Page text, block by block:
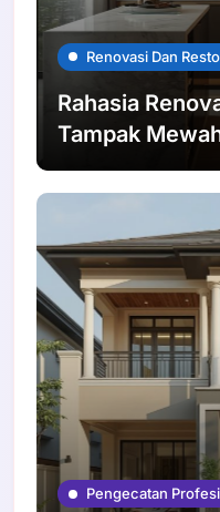
Renovasi Dan
Rahasia
Tampak
Pengecatan